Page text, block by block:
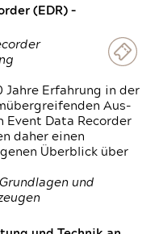
(EDR) –
Jahre Erfahrung in der
Aus-
Event Data Recorder
daher einen
Überblick über
und